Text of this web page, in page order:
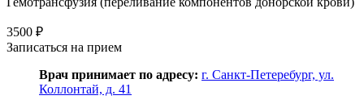
3500 ₽
Записаться на прием
Врач принимает по адресу: г. Санкт-Петеребург, ул.
Коллонтай, д. 41